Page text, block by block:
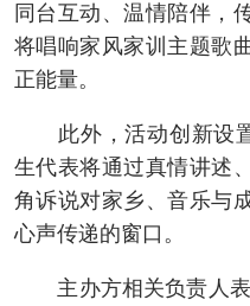
同台互动、温情陪伴，
将唱响家风家训主题歌
正能量。
此外，活动创新设置
生代表将通过真情讲述
角诉说对家乡、音乐与
心声传递的窗口。
主办方相关负责人表